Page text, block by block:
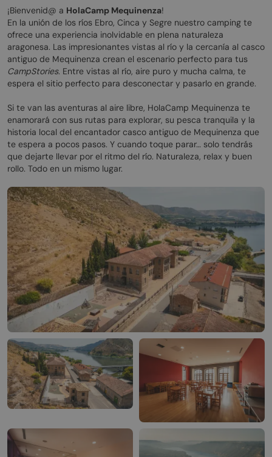
¡Bienvenid@ a HolaCamp Mequinenza!
En la unión de los ríos Ebro, Cinca y Segre nuestro camping te
ofrece una experiencia inolvidable en plena naturaleza
aragonesa. Las impresionantes vistas al río y la cercanía al casco
antiguo de Mequinenza crean el escenario perfecto para tus
CampStories.​ Entre vistas al río, aire puro y mucha calma, te
espera el sitio perfecto para desconectar y pasarlo en grande.
Si te van las aventuras al aire libre, HolaCamp Mequinenza te
enamorará con sus rutas para explorar, su pesca tranquila y la
historia local del encantador casco antiguo de Mequinenza que
te espera a pocos pasos. Y cuando toque parar… solo tendrás
que dejarte llevar por el ritmo del río. Naturaleza, relax y buen
rollo. Todo en un mismo lugar.